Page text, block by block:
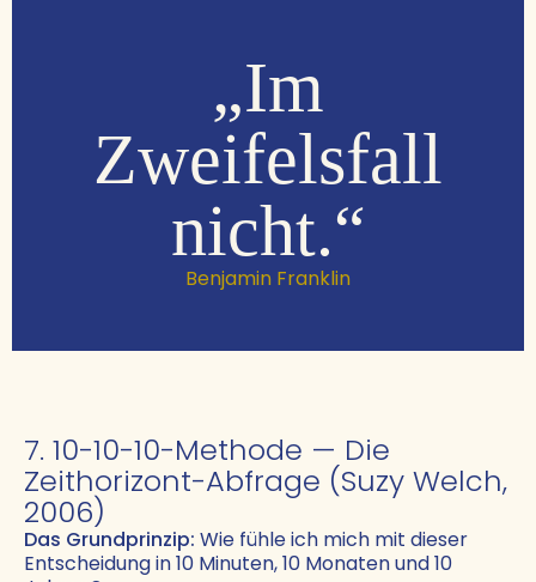
„Im
Zweifelsfall
nicht.“
Benjamin Franklin
7. 10-10-10-Methode — Die
Zeithorizont-Abfrage (Suzy Welch,
2006)
Das Grundprinzip: Wie fühle ich mich mit dieser
Entscheidung in 10 Minuten, 10 Monaten und 10